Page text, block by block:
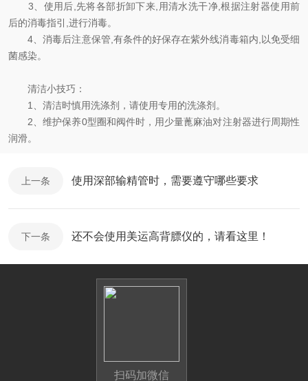
3、使用后,先将各部折卸下来,用清水洗干净,根据注射器使用前
后的消毒指引,进行消毒。
4、消毒后注意保管,有条件的好保存在紫外线消毒箱内,以免受细
菌感染。
清洁小技巧：
1、清洁时慎用洗涤剂，请使用专用的洗涤剂。
2、维护保养0型圈和阀件时，用少量蓖麻油对注射器进行周期性
润滑。
上一条 使用深部输精管时，需要遵守哪些要求
下一条 还不会使用美运高背膘仪的，请看这里！
扫码加微信